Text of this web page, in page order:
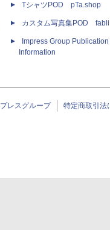
TシャツPOD pTa.shop
カスタム写真集POD fabli
Impress Group Publication
Information
レスグループ 特定商取引法